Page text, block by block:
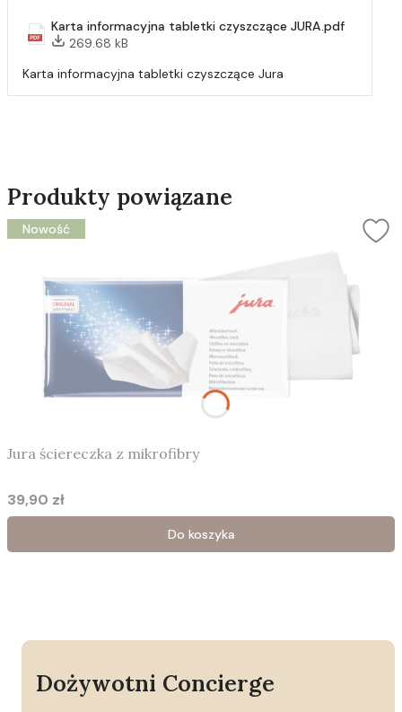
Karta informacyjna tabletki czyszczące JURA.pdf
269.68 kB
Karta informacyjna tabletki czyszczące Jura
Produkty powiązane
Nowość
Jura ściereczka z mikrofibry
Cena
39,90 zł
Do koszyka
Dożywotni Concierge